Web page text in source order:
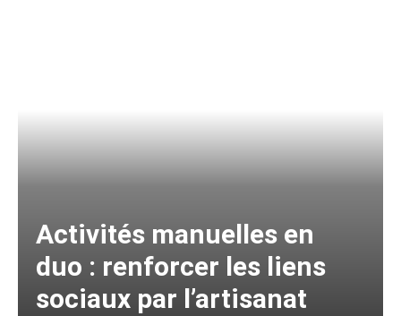
Activités manuelles en
duo : renforcer les liens
sociaux par l’artisanat